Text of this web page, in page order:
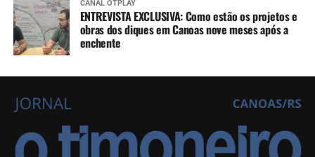
CANAL OTPLAY
ENTREVISTA EXCLUSIVA: Como estão os projetos e
obras dos diques em Canoas nove meses após a
enchente